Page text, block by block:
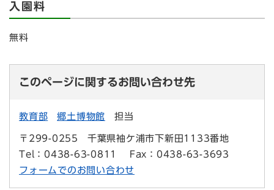
入園料
無料
このページに関するお問い合わせ先
教育部 郷土博物館 担当
〒299-0255
千葉県袖ケ浦市下新田1133番地
Tel：0438-63-0811
Fax：0438-63-3693
フォームでのお問い合わせ